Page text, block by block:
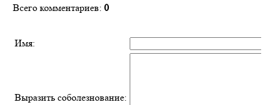
Всего комментариев: 0
Имя:
Выразить соболезнование: